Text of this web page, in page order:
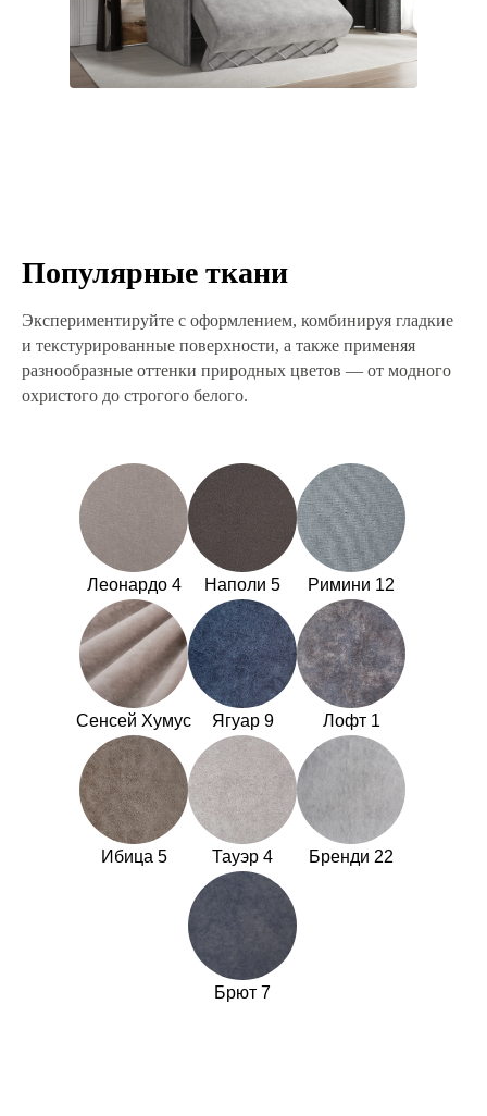
Популярные ткани
Экспериментируйте с оформлением, комбинируя гладкие
и текстурированные поверхности, а также применяя
разнообразные оттенки природных цветов — от модного
охристого до строгого белого.
Леонардо 4 Наполи 5 Римини 12
Сенсей Хумус Ягуар 9 Лофт 1
Ибица 5 Тауэр 4 Бренди 22
Брют 7